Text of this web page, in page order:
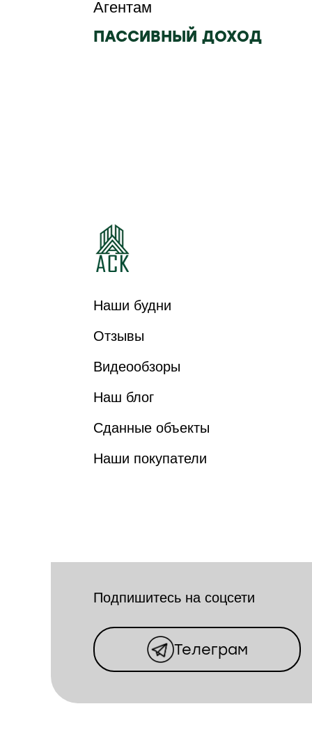
ПАССИВНЫЙ ДОХОД
Агентам
Наши будни
Отзывы
Видеообзоры
Наш блог
Сданные объекты
Наши покупатели
Телеграм
Подпишитесь на соцсети